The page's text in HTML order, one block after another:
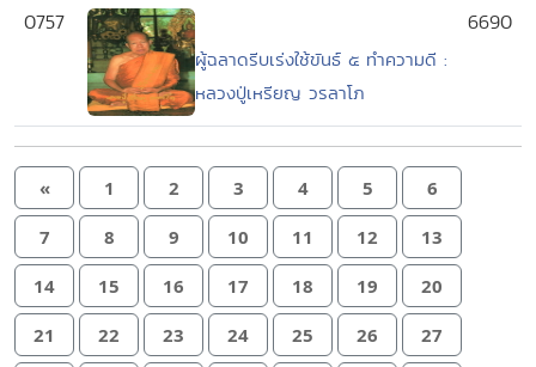
0757
ผู้ฉลาดรีบเร่งใช้ขันธ์ ๕ ทำความดี :
หลวงปู่เหรียญ วรลาโภ
6690
« 1 2 3 4 5 6
7 8 9 10 11 12 13
14 15 16 17 18 19 20
21 22 23 24 25 26 27